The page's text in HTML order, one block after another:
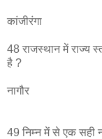
कांजीरंगा
48 राजस्थान में राज्य
है ?
नागौर
49 निम्न में से एक सही